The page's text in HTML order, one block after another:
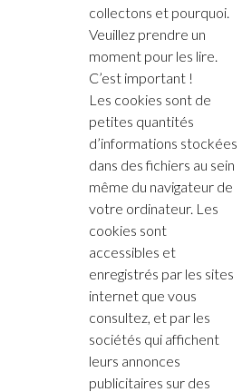
collectons et pourquoi.
Veuillez prendre un
moment pour les lire.
C’est important !
Les cookies sont de
petites quantités
d’informations stockées
dans des fichiers au sein
même du navigateur de
votre ordinateur. Les
cookies sont
accessibles et
enregistrés par les sites
internet que vous
consultez, et par les
sociétés qui affichent
leurs annonces
publicitaires sur des